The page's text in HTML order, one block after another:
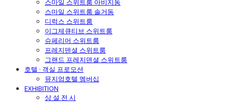
스마일 스위트룸 아비지동
스마일 스위트룸 솔거동
디럭스 스위트룸
이그제큐티브 스위트룸
슈페리어 스위트룸
프레지덴셜 스위트룸
그랜드 프레지덴셜 스위트룸
호텔 · 객실 프로모션
뮤지엄호텔 멤버십
EXHIBITION
상 설 전 시